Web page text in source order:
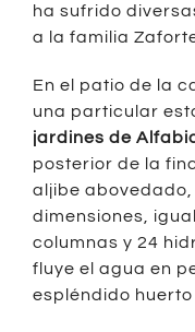
ha sufrido
a la familia
En el patio de la
una particular
jardines de
posterior de la
aljibe
dimensiones,
columnas y 24
fluye el agua en
espléndido huerto